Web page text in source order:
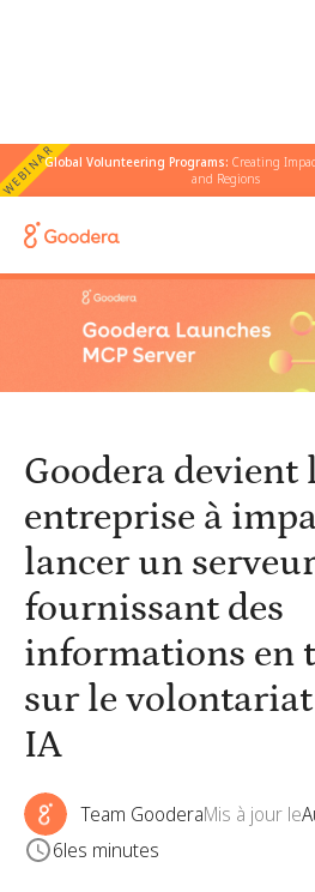
WEBINARGlobal Volunteering Programs: Creating
and Regions
← Tous les blogs
un serveur MCP fournissant des
volontariat aux agents IA
Goodera devient
entreprise à
lancer un
fournissant des
informations en
sur le volontariat
IA
Team GooderaMis à jour le
6les minutes